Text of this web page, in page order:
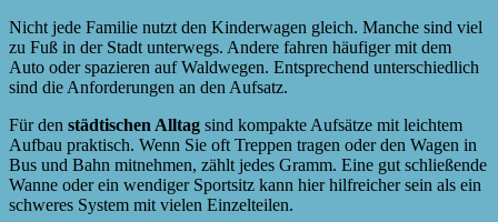
Nicht jede Familie nutzt den Kinderwagen gleich. Manche sind viel
zu Fuß in der Stadt unterwegs. Andere fahren häufiger mit dem
Auto oder spazieren auf Waldwegen. Entsprechend unterschiedlich
sind die Anforderungen an den Aufsatz.
Für den städtischen Alltag sind kompakte Aufsätze mit leichtem
Aufbau praktisch. Wenn Sie oft Treppen tragen oder den Wagen in
Bus und Bahn mitnehmen, zählt jedes Gramm. Eine gut schließende
Wanne oder ein wendiger Sportsitz kann hier hilfreicher sein als ein
schweres System mit vielen Einzelteilen.